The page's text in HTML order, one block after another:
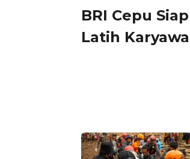
BRI Cepu
Latih